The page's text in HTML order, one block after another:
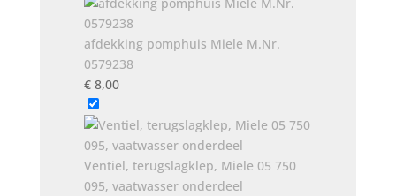
afdekking pomphuis Miele M.Nr.
0579238
€8,00
Ventiel, terugslagklep, Miele 05 750
095, vaatwasser onderdeel